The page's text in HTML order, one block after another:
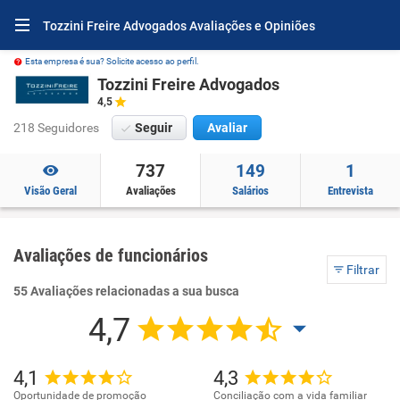
Tozzini Freire Advogados Avaliações e Opiniões
Esta empresa é sua? Solicite acesso ao perfil.
Tozzini Freire Advogados
4,5
218 Seguidores Seguir Avaliar
Visão Geral
737
Avaliações
149
Salários
1
Entrevista
Avaliações de funcionários
Filtrar
55 Avaliações relacionadas a sua busca
4,7
4,1
Oportunidade de promoção
4,3
Conciliação com a vida familiar